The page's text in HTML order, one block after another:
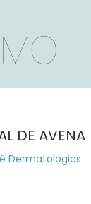
DE AVENA
Dermatologics